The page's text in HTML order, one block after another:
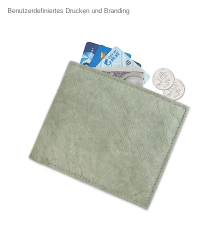
Benutzerdefiniertes Drucken und Branding